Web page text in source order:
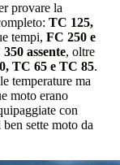
provare la
TC 125,
tempi, FC 250 e
assente, oltre
TC 65 e TC 85.
temperature ma
moto erano
con
sette moto da